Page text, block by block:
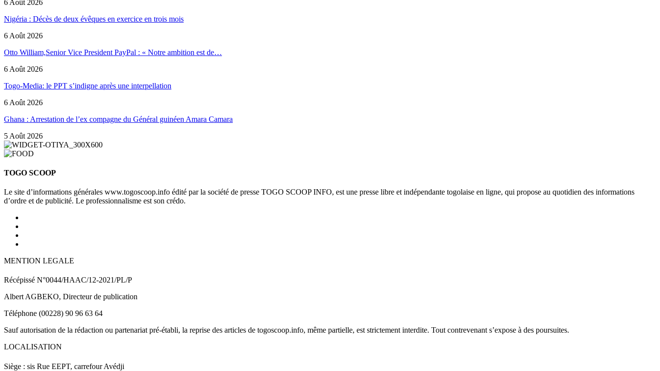
6 Août 2026
Nigéria : Décès de deux évêques en exercice en trois mois
6 Août 2026
Otto William,Senior Vice President PayPal : « Notre ambition est de…
6 Août 2026
Togo-Media: le PPT s’indigne après une interpellation
6 Août 2026
Ghana : Arrestation de l’ex compagne du Général guinéen Amara Camara
5 Août 2026
TOGO SCOOP
Le site d’informations générales www.togoscoop.info édité par la société de presse TOGO SCOOP INFO, est une presse libre et indépendante togolaise en ligne, qui propose au quotidien des informations
d’ordre et de publicité. Le professionnalisme est son crédo.
MENTION LEGALE
Récépissé N°0044/HAAC/12-2021/PL/P
Albert AGBEKO, Directeur de publication
Téléphone (00228) 90 96 63 64
Sauf autorisation de la rédaction ou partenariat pré-établi, la reprise des articles de togoscoop.info, même partielle, est strictement interdite. Tout contrevenant s’expose à des poursuites.
LOCALISATION
Siège : sis Rue EEPT, carrefour Avédji